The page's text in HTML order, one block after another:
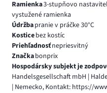
Ramienka3-stupňovo
vystužené ramienka
Údržbapranie v práčke 30°C
Kosticebez kostíc
Priehľadnosťnepriesvitný
Značkabonprix
Hospodársky subjekt je
Handelsgesellschaft mbH |
| Nemecko, Kontakt: https://